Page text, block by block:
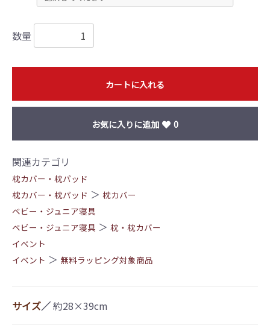
数量
カートに入れる
お気に入りに追加 0
関連カテゴリ
枕カバー・枕パッド
枕カバー・枕パッド ＞ 枕カバー
ベビー・ジュニア寝具
ベビー・ジュニア寝具 ＞ 枕・枕カバー
イベント
イベント ＞ 無料ラッピング対象商品
サイズ／約28×39cm